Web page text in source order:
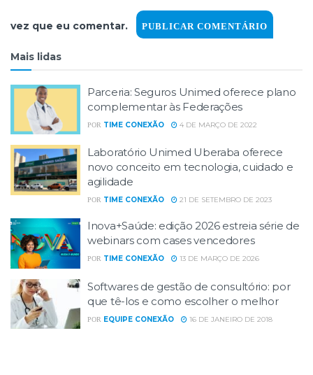
vez que eu comentar.
Mais lidas
Parceria: Seguros Unimed oferece plano
complementar às Federações
POR TIME CONEXÃO 4 DE MARÇO DE 2022
Laboratório Unimed Uberaba oferece
novo conceito em tecnologia, cuidado e
agilidade
POR TIME CONEXÃO 21 DE SETEMBRO DE 2023
Inova+Saúde: edição 2026 estreia série de
webinars com cases vencedores
POR TIME CONEXÃO 13 DE MARÇO DE 2026
Softwares de gestão de consultório: por
que tê-los e como escolher o melhor
POR EQUIPE CONEXÃO 16 DE JANEIRO DE 2018